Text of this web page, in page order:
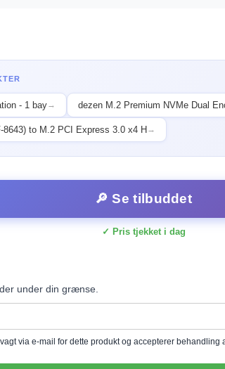
- 1 bay→ dezen M.2 Premium NVMe Dual
to M.2 PCI Express 3.0 x4 H →
🔎 Se tilbuddet
✓ Pris tjekket i dag
under din grænse.
via e-mail for dette produkt og accepterer